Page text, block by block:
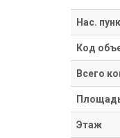
Нас.
Код
Всего
Этаж